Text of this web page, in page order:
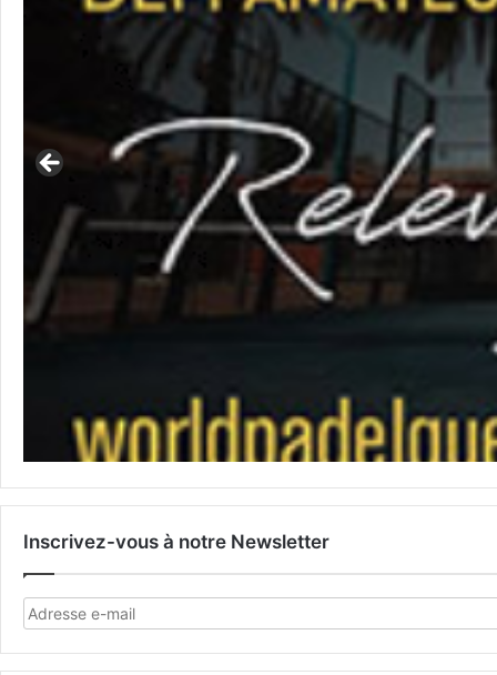
Inscrivez-vous à notre Newsletter